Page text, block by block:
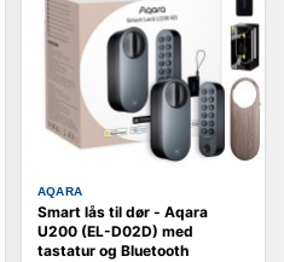
AQARA
Smart lås til dør - Aqara
U200 (EL-D02D) med
tastatur og Bluetooth